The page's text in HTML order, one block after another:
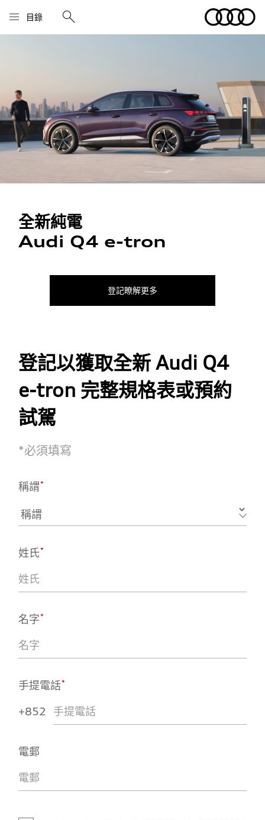
目錄
全新純電
Audi Q4 e-tron
登記瞭解更多
登記以獲取全新 Audi Q4
e-tron 完整規格表或預約
試駕
*必須填寫
稱謂*
姓氏*
名字*
手提電話*
+852
電郵